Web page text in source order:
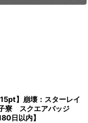
15pt】崩壊：スターレイ
寮 スクエアバッジ
日以内】